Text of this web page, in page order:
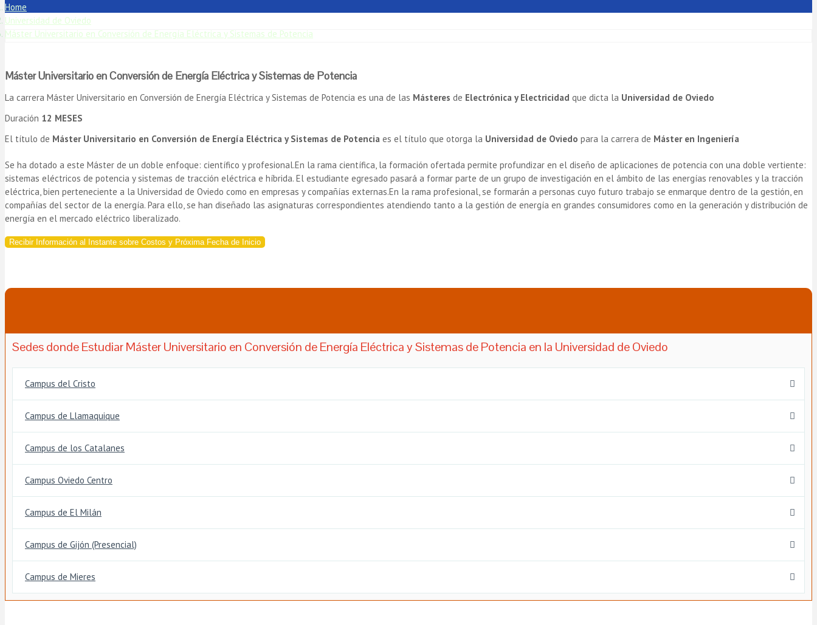
Home
Universidad de Oviedo
Máster Universitario en Conversión de Energía Eléctrica y Sistemas de Potencia
Máster Universitario en Conversión de Energía Eléctrica y Sistemas de Potencia
La carrera Máster Universitario en Conversión de Energía Eléctrica y Sistemas de Potencia es una de las Másteres de Electrónica y Electricidad que dicta la Universidad de Oviedo
Duración 12 MESES
El título de Máster Universitario en Conversión de Energía Eléctrica y Sistemas de Potencia es el título que otorga la Universidad de Oviedo para la carrera de Máster en Ingeniería
Se ha dotado a este Máster de un doble enfoque: científico y profesional.En la rama científica, la formación ofertada permite profundizar en el diseño de aplicaciones de potencia con una doble vertiente:
sistemas eléctricos de potencia y sistemas de tracción eléctrica e híbrida. El estudiante egresado pasará a formar parte de un grupo de investigación en el ámbito de las energías renovables y la tracción
eléctrica, bien perteneciente a la Universidad de Oviedo como en empresas y compañías externas.En la rama profesional, se formarán a personas cuyo futuro trabajo se enmarque dentro de la gestión, en
compañías del sector de la energía. Para ello, se han diseñado las asignaturas correspondientes atendiendo tanto a la gestión de energía en grandes consumidores como en la generación y distribución de
energía en el mercado eléctrico liberalizado.
Recibir Información al Instante sobre Costos y Próxima Fecha de Inicio
Sedes donde Estudiar Máster Universitario en Conversión de Energía Eléctrica y Sistemas de Potencia en la Universidad de Oviedo
Campus del Cristo
Campus de Llamaquique
Campus de los Catalanes
Campus Oviedo Centro
Campus de El Milán
Campus de Gijón (Presencial)
Campus de Mieres